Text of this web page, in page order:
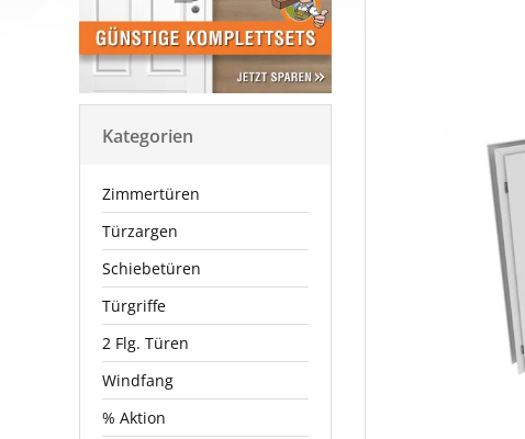
Kategorien
Zimmertüren
Türzargen
Schiebetüren
Türgriffe
2 Flg. Türen
Windfang
% Aktion